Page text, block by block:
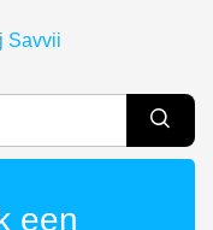
Savvii
een